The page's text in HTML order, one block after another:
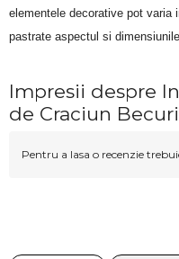
elementele decorative pot varia
pastrate aspectul si
Impresii despre
de Craciun
Pentru a lasa o recenzie